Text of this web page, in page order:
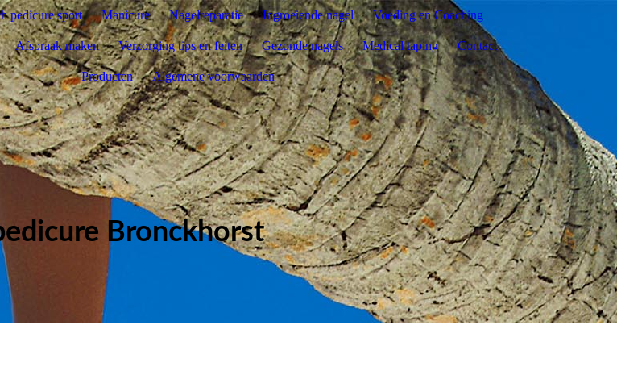
pedicure sport Manicure Nagelreparatie Ingroeiende nagel Voeding en Coaching
Afspraak maken Verzorging tips en feiten Gezonde nagels Medical taping Contact
Producten Algemene voorwaarden
Bronckhorst